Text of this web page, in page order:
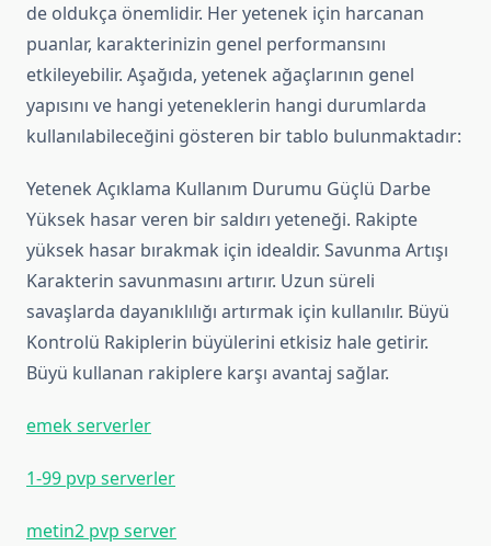
de oldukça önemlidir. Her yetenek için harcanan
puanlar, karakterinizin genel performansını
etkileyebilir. Aşağıda, yetenek ağaçlarının genel
yapısını ve hangi yeteneklerin hangi durumlarda
kullanılabileceğini gösteren bir tablo bulunmaktadır:
Yetenek Açıklama Kullanım Durumu Güçlü Darbe
Yüksek hasar veren bir saldırı yeteneği. Rakipte
yüksek hasar bırakmak için idealdir. Savunma Artışı
Karakterin savunmasını artırır. Uzun süreli
savaşlarda dayanıklılığı artırmak için kullanılır. Büyü
Kontrolü Rakiplerin büyülerini etkisiz hale getirir.
Büyü kullanan rakiplere karşı avantaj sağlar.
emek serverler
1-99 pvp serverler
metin2 pvp server